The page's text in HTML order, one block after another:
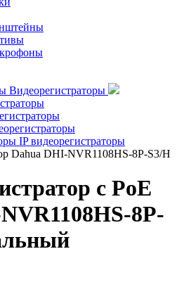
Видеорегистраторы
IP видеорегистраторы
Dahua DHI-NVR1108HS-8P-S3/H
с PoE
8P-